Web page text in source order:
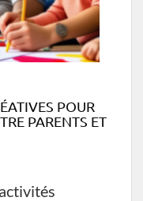
POUR
PARENTS ET